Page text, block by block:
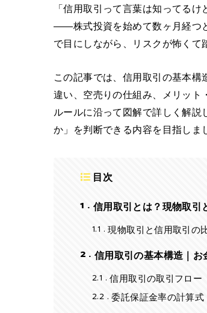
「信用取引って言葉は知ってる
――株式投資を始めて数ヶ月経つ
で目にしながら、リスクが怖く
この記事では、信用取引の基本
違い、空売りの仕組み、メリッ
ルールに沿って図解で詳しく解
か」を判断できる内容を目指しま
目次
1
信用取引とは？現物取引
1.1
現物取引と信用取引の
2
信用取引の基本構造｜
2.1
信用取引の取引フロー
2.2 委託保証金率の計算式